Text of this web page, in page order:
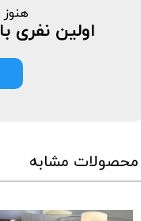
اولین نفری
محصولات مشابه